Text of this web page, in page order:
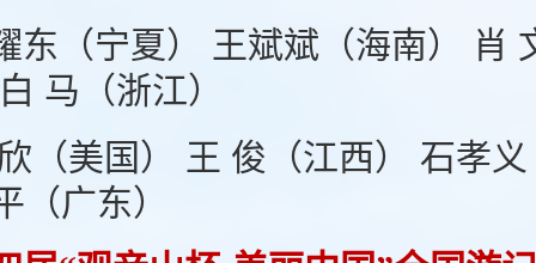
东（宁夏） 王斌斌（海南） 肖
马（浙江）
（美国） 王 俊（江西） 石孝
（广东）